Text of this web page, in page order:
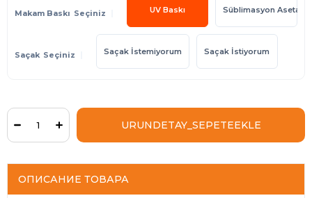
Makam Baskı UV Baskı Süblimasyon Asetatlı
Saçak Saçak İstemiyorum Saçak İstiyorum
ОПИСАНИЕ ТОВАРА